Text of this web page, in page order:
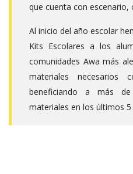
que cuenta con escenario,
Al inicio del año escolar
Kits Escolares a los
comunidades Awa más
materiales necesarios
beneficiando a más
materiales en los últimos 5